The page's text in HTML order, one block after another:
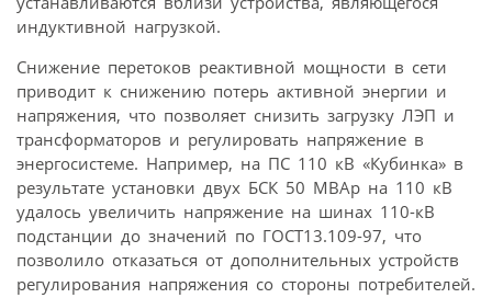
индуктивной нагрузкой.
Снижение перетоков реактивной мощности в сети
приводит к снижению потерь активной энергии и
напряжения, что позволяет снизить загрузку ЛЭП и
трансформаторов и регулировать напряжение в
энергосистеме. Например, на ПС 110 кВ «Кубинка» в
результате установки двух БСК 50 МВАр на 110 кВ
удалось увеличить напряжение на шинах 110-кВ
подстанции до значений по ГОСТ13.109-97, что
позволило отказаться от дополнительных устройств
регулирования напряжения со стороны потребителей.